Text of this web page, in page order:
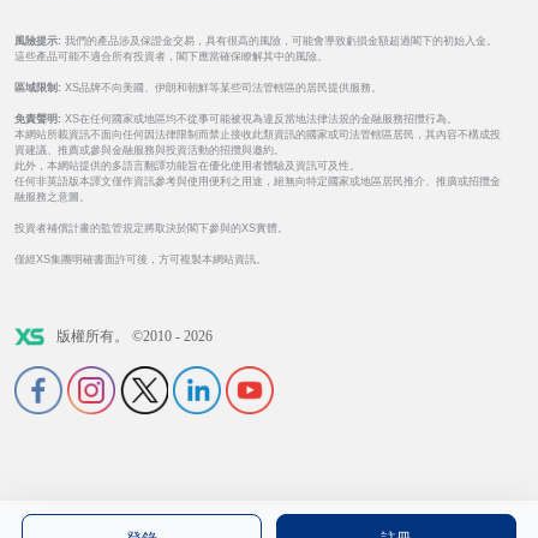
風險提示: 我們的產品涉及保證金交易，具有很高的風險，可能會導致虧損金額超過閣下的初始入金。
這些產品可能不適合所有投資者，閣下應當確保瞭解其中的風險。
區域限制: XS品牌不向美國、伊朗和朝鮮等某些司法管轄區的居民提供服務。
免責聲明: XS在任何國家或地區均不從事可能被視為違反當地法律法規的金融服務招攬行為。
本網站所載資訊不面向任何因法律限制而禁止接收此類資訊的國家或司法管轄區居民，其內容不構成投
資建議、推薦或參與金融服務與投資活動的招攬與邀約。
此外，本網站提供的多語言翻譯功能旨在優化使用者體驗及資訊可及性。
任何非英語版本譯文僅作資訊參考與使用便利之用途，絕無向特定國家或地區居民推介、推廣或招攬金
融服務之意圖。
投資者補償計畫的監管規定將取決於閣下參與的XS實體。
僅經XS集團明確書面許可後，方可複製本網站資訊。
版權所有。 ©2010 - 2026